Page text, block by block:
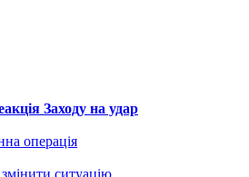
Заходу на удар
операція